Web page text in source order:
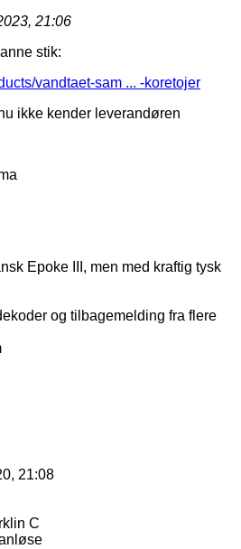
21:06
stik:
vandtaet-sam ... -koretojer
ikke kender leverandøren
Epoke III, men med kraftig tysk
og tilbagemelding fra flere
21:08
C